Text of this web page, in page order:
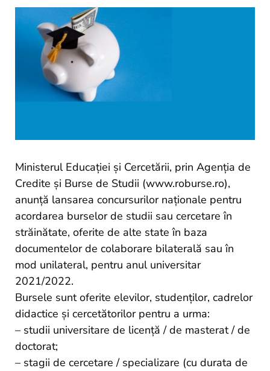
Ministerul Educaţiei și Cercetării, prin Agenţia de
Credite şi Burse de Studii (www.roburse.ro),
anunţă lansarea concursurilor naţionale pentru
acordarea burselor de studii sau cercetare în
străinătate, oferite de alte state în baza
documentelor de colaborare bilaterală sau în
mod unilateral, pentru anul universitar
2021/2022.
Bursele sunt oferite elevilor, studenților, cadrelor
didactice și cercetătorilor pentru a urma:
– studii universitare de licenţă / de masterat / de
doctorat;
– stagii de cercetare / specializare (cu durata de